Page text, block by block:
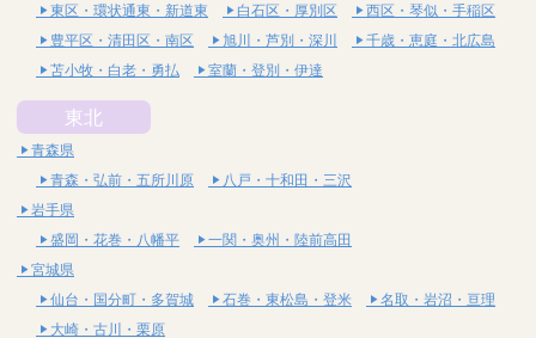
東区・環状通東・新道東
白石区・厚別区
西区・琴似・手稲区
豊平区・清田区・南区
旭川・芦別・深川
千歳・恵庭・北広島
苫小牧・白老・勇払
室蘭・登別・伊達
東北
青森県
青森・弘前・五所川原
八戸・十和田・三沢
岩手県
盛岡・花巻・八幡平
一関・奥州・陸前高田
宮城県
仙台・国分町・多賀城
石巻・東松島・登米
名取・岩沼・亘理
大崎・古川・栗原